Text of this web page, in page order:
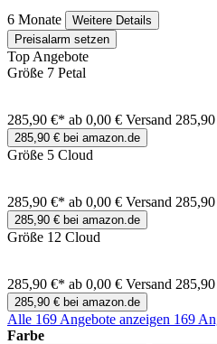
6 Monate
Weitere Details
Preisalarm setzen
Top Angebote
Größe 7 Petal
285,90 €* ab 0,00 € Versand
285,90 € bei amazon.de
Größe 5 Cloud
285,90 €* ab 0,00 € Versand
285,90 € bei amazon.de
Größe 12 Cloud
285,90 €* ab 0,00 € Versand
285,90 € bei amazon.de
Alle 169 Angebote anzeigen 169
Farbe